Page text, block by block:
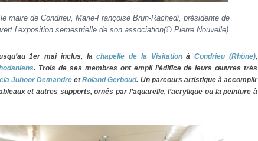
maire de Condrieu, Marie-Françoise Brun-Rachedi, présidente de
l’exposition semestrielle de son association(© Pierre Nouvelle).
1er mai inclus, lachapelle de la VisitationàCondrieu (Rhône),
. Trois de ses membres ont empli l’édifice de leurs œuvres très
Juhoor DemandreetRoland Gerboud. Un parcours artistique à accomplir
et autres supports, ornés par l’aquarelle, l’acrylique ou la peinture à